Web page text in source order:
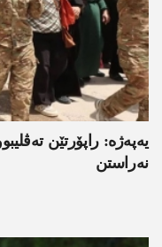
یەپەژە: راپۆرتێن
نەراستن